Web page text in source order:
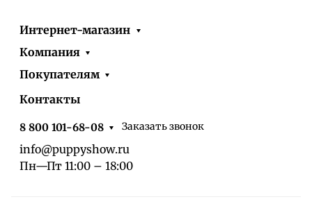
Интернет-магазин
Компания
Покупателям
Контакты
8 800 101-68-08 Заказать звонок
info@puppyshow.ru
Пн—Пт 11:00 – 18:00